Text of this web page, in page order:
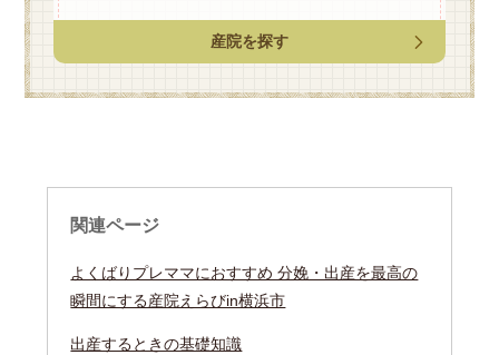
産院を探す
関連ページ
よくばりプレママにおすすめ 分娩・出産を最高の
瞬間にする産院えらびin横浜市
出産するときの基礎知識